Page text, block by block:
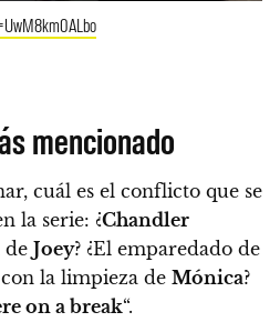
mencionado
cuál es el conflicto que se
la serie: ¿Chandler
de Joey? ¿El emparedado de
con la limpieza de Mónica?
on a break“.